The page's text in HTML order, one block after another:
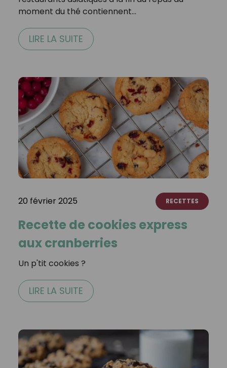
moment du thé contiennent…
LIRE LA SUITE
20 février 2025 RECETTES
Recette de cookies express
aux cranberries
Un p'tit cookies ?⁣
LIRE LA SUITE